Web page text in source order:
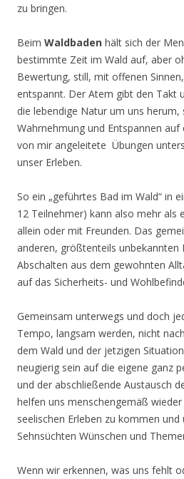
zu bringen.
Beim Waldbaden hält sich der
bestimmte Zeit im Wald auf, aber
Bewertung, still, mit offenen
entspannt. Der Atem gibt den Takt
die lebendige Natur um uns herum,
Wahrnehmung und Entspannen auf
von mir angeleitete Übungen
unser Erleben.
So ein „geführtes Bad im Wald“ in
12 Teilnehmer) kann also mehr als
allein oder mit Freunden. Das
anderen, größtenteils unbekannten
Abschalten aus dem gewohnten
auf das Sicherheits- und
Gemeinsam unterwegs und doch
Tempo, langsam werden, nicht
dem Wald und der jetzigen
neugierig sein auf die eigene ganz
und der abschließende Austausch
helfen uns menschengemäß
seelischen Erleben zu kommen
Sehnsüchten Wünschen und
Wenn wir erkennen, was uns fehlt